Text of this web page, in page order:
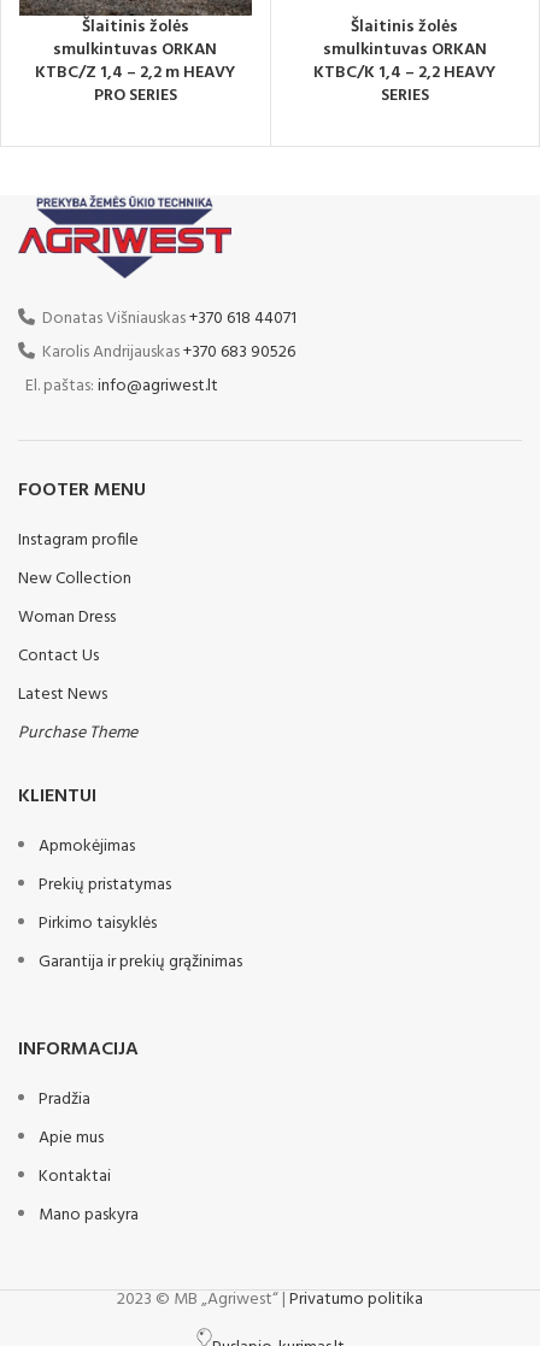
Šlaitinis žolės
smulkintuvas ORKAN
KTBC/Z 1,4 – 2,2 m HEAVY
PRO SERIES
Šlaitinis žolės
smulkintuvas ORKAN
KTBC/K 1,4 – 2,2 HEAVY
SERIES
Donatas Višniauskas+370 618 44071
Karolis Andrijauskas+370 683 90526
El. paštas:info@agriwest.lt
FOOTER MENU
Instagram profile
New Collection
Woman Dress
Contact Us
Latest News
Purchase Theme
KLIENTUI
Apmokėjimas
Prekių pristatymas
Pirkimo taisyklės
Garantija ir prekių grąžinimas
INFORMACIJA
Pradžia
Apie mus
Kontaktai
Mano paskyra
2023 © MB „Agriwest“ |Privatumo politika